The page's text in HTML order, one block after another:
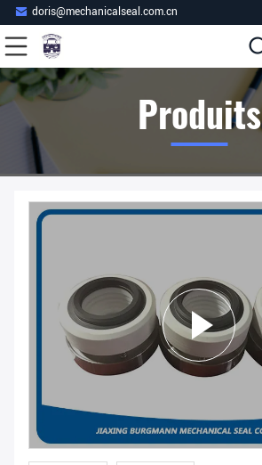
doris@mechanicalseal.com.cn
Produits